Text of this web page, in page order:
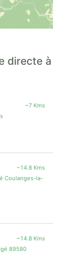
directe à
~7 Kms
~14.8 Kms
Coulanges-la-
~14.8 Kms
89580